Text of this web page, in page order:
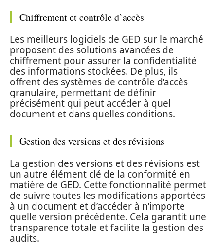
Chiffrement et contrôle d’accès
Les meilleurs logiciels de GED sur le marché
proposent des solutions avancées de
chiffrement pour assurer la confidentialité
des informations stockées. De plus, ils
offrent des systèmes de contrôle d’accès
granulaire, permettant de définir
précisément qui peut accéder à quel
document et dans quelles conditions.
Gestion des versions et des révisions
La gestion des versions et des révisions est
un autre élément clé de la conformité en
matière de GED. Cette fonctionnalité permet
de suivre toutes les modifications apportées
à un document et d’accéder à n’importe
quelle version précédente. Cela garantit une
transparence totale et facilite la gestion des
audits.